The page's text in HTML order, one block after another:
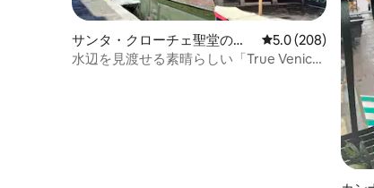
サンタ・クローチェ聖堂のマ
ンション・アパート
レビュー208件、
5.0 (208)
水辺を見渡せる素晴らしい「True Venice